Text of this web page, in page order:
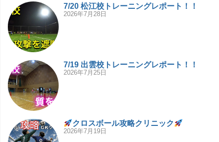
7/20 松江校トレーニングレポート！！
2026年7月28日
7/19 出雲校トレーニングレポート！！
2026年7月25日
クロスボール攻略クリニック
2026年7月19日